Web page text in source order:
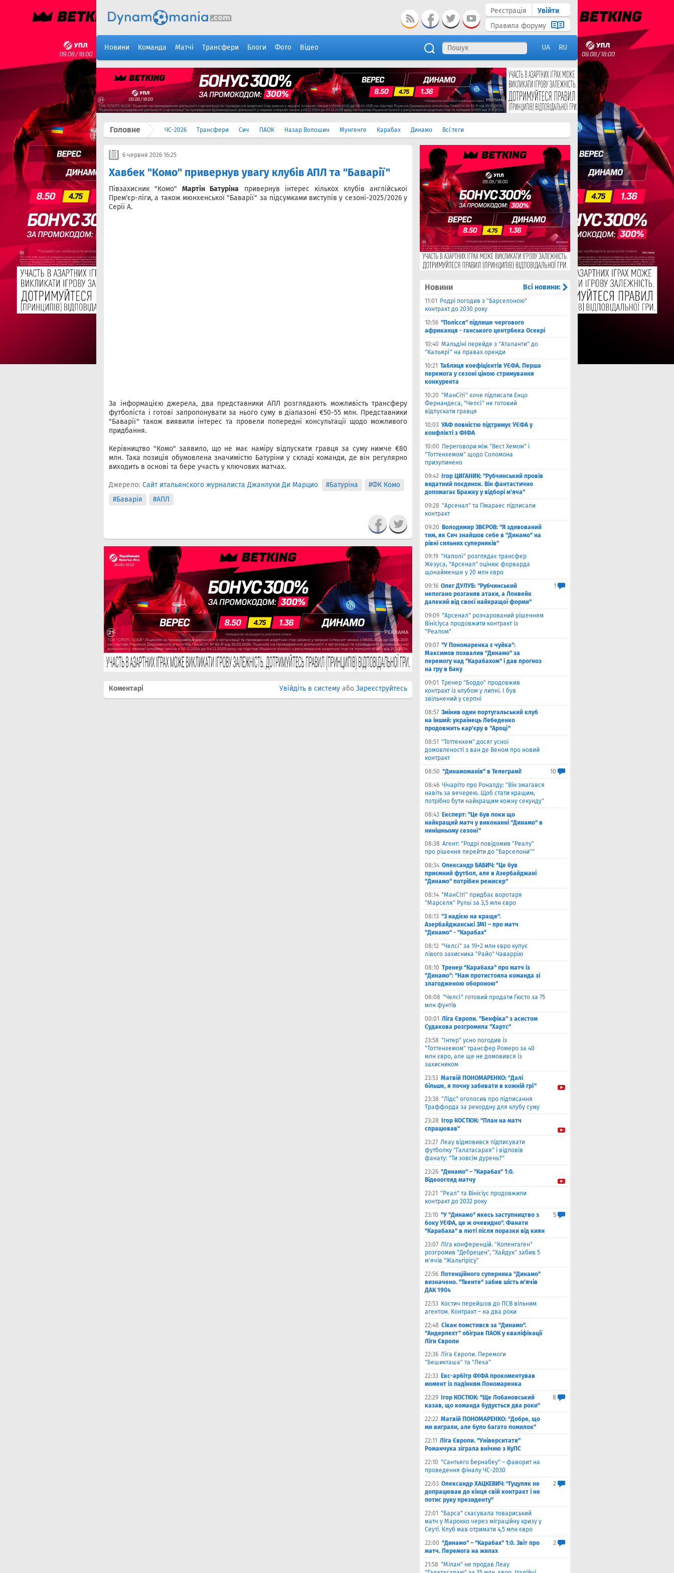
Реєстрація
Увійти
Правила форуму
Новини Команда Матчі Трансфери Блоги Фото Відео UA RU
Головне ЧС-2026 Трансфери Сич ПАОК Назар Волошин Мунгенге Карабах Динамо Всі теги
6 червня 2026 16:25
Хавбек "Комо" привернув увагу клубів АПЛ та "Баварії"
Півзахисник "Комо"Мартін Батуріна привернув інтерес кількох клубів англійської
Прем'єр-ліги, а також мюнхенської "Баварії" за підсумками виступів у сезоні-2025/2026 у
Серії А.
За інформацією джерела, два представники АПЛ розглядають можливість трансферу
футболіста і готові запропонувати за нього суму в діапазоні €50-55 млн. Представники
"Баварії" також виявили інтерес та провели попередні консультації щодо можливого
придбання.
Керівництво "Комо" заявило, що не має наміру відпускати гравця за суму нижче €80
млн. Така позиція обумовлена значимістю Батуріни у складі команди, де він регулярно
виходить в основі та бере участь у ключових матчах.
Джерело: Сайт итальянского журналиста Джанлуки Ди Марцио #Батуріна
#ФК Комо
#Баварія
#АПЛ
Коментарі Увійдіть в систему або Зареєструйтесь
Новини Всі новини:
11:01
Родрі погодив з "Барселоною"
контракт до 2030 року
10:56 "Полісся" підпише чергового
африканця - ганського центрбека Осекрі
10:40 Мальдіні перейде з "Аталанти" до
"Кальярі" на правах оренди
10:21 Таблиця коефіцієнтів УЄФА. Перша
перемога у сезоні ціною стримування
конкурента
10:20 "МанСіті" хоче підписати Енцо
Фернандеса, "Челсі" не готовий
відпускати гравця
10:03 УАФ повністю підтримує УЄФА у
конфлікті з ФІФА
10:00 Переговори між "Вест Хемом" і
"Тоттенхемом" щодо Соломона
призупинено
09:43
Ігор ЦИГАНИК: "Рубчинський провів
видатний поєдинок. Він фантастично
допомагає Бражку у відборі м'яча"
09:28 "Арсенал" та Гімараес підписали
контракт
09:20 Володимир ЗВЄРОВ: "Я здивований
тим, як Сич знайшов себе в "Динамо" на
рівні сильних суперників"
09:19 "Наполі" розглядає трансфер
Жезуса, "Арсенал" оцінює форварда
щонайменше у 20 млн євро
09:16 Олег ДУЛУБ: "Рубчинський
непогано розганяв атаки, а Лонвейк
далекий від своєї найкращої форми"
1
09:09 "Арсенал" розчарований рішенням
Вінісіуса продовжити контракт із
"Реалом"
09:07 "У Пономаренка є чуйка":
Максимов похвалив "Динамо" за
перемогу над "Карабахом" і дав прогноз
на гру в Баку
09:01 Тренер "Бордо" продовжив
контракт із клубом у липні. І був
звільнений у серпні
08:57 Змінив один португальський клуб
на інший: українець Лебеденко
продовжить кар'єру в "Ароці"
08:51 "Тоттенхем" досяг усної
домовленості з ван де Веном про новий
контракт
08:50 "Динамоманія" в Телеграмі!
10
08:46 Чiчаріто про Роналду: "Він змагався
навіть за вечерею. Щоб стати кращим,
потрібно бути найкращим кожну секунду"
08:43 Експерт: "Це був поки що
найкращий матч у виконанні "Динамо" в
нинішньому сезоні"
08:38 Агент: "Родрі повідомив "Реалу"
про рішення перейти до "Барселони""
08:34 Олександр БАБИЧ: "Це був
приємний футбол, але в Азербайджані
"Динамо" потрібен режисер"
08:14 "МанСіті" придбає воротаря
"Марселя" Рульї за 3,5 млн євро
08:13 "З надією на краще".
Азербайджанські ЗМІ – про матч
"Динамо" - "Карабах"
08:12 "Челсі" за 19+2 млн євро купує
лівого захисника "Райо" Чаваррію
08:10 Тренер "Карабаха" про матч із
"Динамо": "Нам протистояла команда зі
злагодженою обороною"
08:08 "Челсі" готовий продати Гюсто за 75
млн фунтів
00:01 Ліга Європи. "Бенфіка" з асистом
Судакова розгромила "Хартс"
23:58 "Інтер" усно погодив із
"Тоттенхемом" трансфер Ромеро за 40
млн євро, але ще не домовився із
захисником
23:53 Матвiй ПОНОМАРЕНКО: "Далі
більше, я почну забивати в кожній грі"
23:38 "Лідс" оголосив про підписання
Траффорда за рекордну для клубу суму
23:28
Ігор КОСТЮК: "План на матч
спрацював"
23:27 Леау відмовився підписувати
футболку "Галатасарая" і відповів
фанату: "Ти зовсім дурень?"
23:26 "Динамо" – "Карабах" 1:0.
Відеоогляд матчу
23:21 "Реал" та Вінісіус продовжили
контракт до 2032 року
23:10 "У "Динамо" якесь заступництво з
боку УЄФА, це ж очевидно". Фанати
"Карабаха" в люті після поразки від киян
5
23:07 Ліга конференцій. "Копенгаген"
розгромив "Дебрецен", "Хайдук" забив 5
м'ячів "Жальгірісу"
22:56 Потенційного суперника "Динамо"
визначено. "Твенте" забив шість м'ячів
ДАК 1904
22:53 Костич перейшов до ПСВ вільним
агентом. Контракт – на два роки
22:48 Сікан помстився за "Динамо".
"Андерлехт" обіграв ПАОК у кваліфікації
Ліги Європи
22:36 Ліга Європи. Перемоги
"Бешикташа" та "Леха"
22:33 Екс-арбітр ФІФА прокоментував
момент із падінням Пономаренка
22:29
Ігор КОСТЮК: "Ще Лобановський
казав, що команда будується два роки"
8
22:22 Матвій ПОНОМАРЕНКО: "Добре, що
ми виграли, але було багато помилок"
22:11 Ліга Європи. "Університатя"
Романчука зіграла внічию з КуПС
22:10 "Сантьяго Бернабеу" – фаворит на
проведення фіналу ЧС-2030
22:03 Олександр ХАЦКЕВИЧ: "Гуцуляк не
допрацював до кінця свій контракт і не
потис руку президенту"
2
22:01 "Барса" скасувала товариський
матч у Марокко через міграційну кризу у
Сеуті. Клуб мав отримати 4,5 млн євро
22:00 "Динамо" – "Карабах" 1:0. Звіт про
матч. Перемога на жилах
2
21:58 "Мілан" не продав Леау